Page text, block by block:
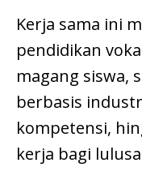
Kerja sama ini
pendidikan
magang siswa,
berbasis
kompetensi,
kerja bagi